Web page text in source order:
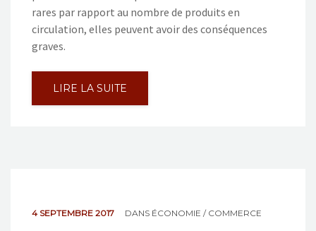
rares par rapport au nombre de produits en
circulation, elles peuvent avoir des conséquences
graves.
LIRE LA SUITE
4 SEPTEMBRE 2017 DANS ÉCONOMIE / COMMERCE